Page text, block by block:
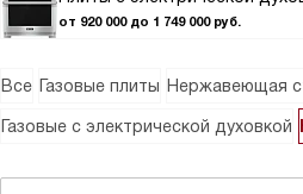
от 920 000 до 1 749 000 руб.
Все Газовые плиты Нержавеющая
Газовые с электрической духовкой